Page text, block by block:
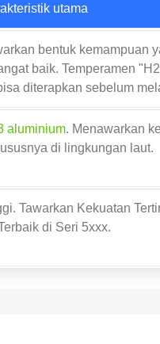
utama
bentuk kemampuan
baik. Temperamen
diterapkan sebelum
aluminium. Menawarkan
di lingkungan laut.
Tawarkan Kekuatan
di Seri 5xxx.